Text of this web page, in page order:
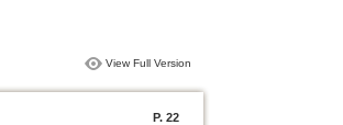
View Full Version
P. 22